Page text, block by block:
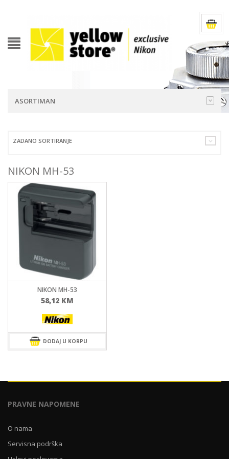
ASORTIMAN
ZADANO SORTIRANJE
NIKON MH-53
NIKON MH-53
58,12 KM
DODAJ U KORPU
PRAVNE NAPOMENE
O nama
Servisna podrška